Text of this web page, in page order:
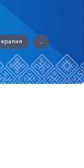
...